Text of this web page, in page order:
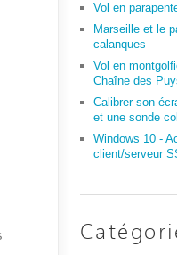
Vol en
Marseille et le
calanques
Vol en
Chaîne des
Calibrer son
et une sonde
Windows 10 -
client/serveur